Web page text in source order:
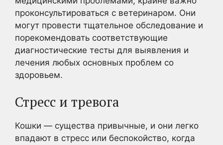
проконсультироваться с ветеринаром. Они
могут провести тщательное обследование и
порекомендовать соответствующие
диагностические тесты для выявления и
лечения любых основных проблем со
здоровьем.
Стресс и тревога
Кошки — существа привычные, и они легко
впадают в стресс или беспокойство, когда